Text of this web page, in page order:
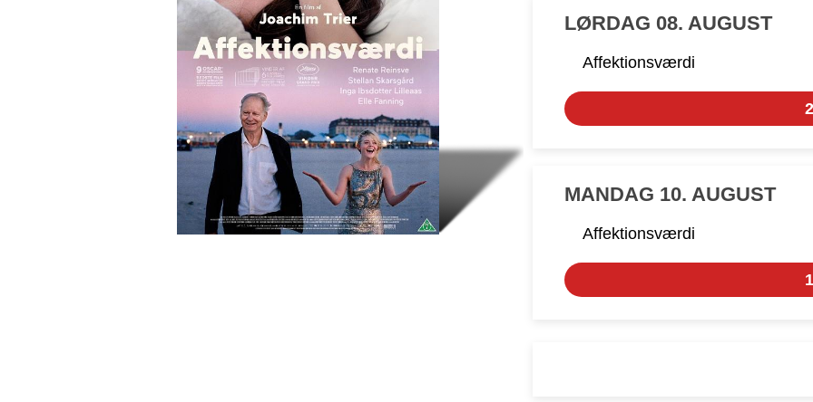
LØRDAG 08. AUGUST
Affektionsværdi
MANDAG 10. AUGUST
Affektionsværdi